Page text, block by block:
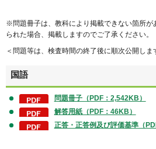
※問題冊子は、教科により掲載できない箇所が
られた場合、掲載しますのでご了承ください。
＜問題等は、検査時間の終了後に順次公開しま
国語
問題冊子（PDF：2,542KB）
解答用紙（PDF：46KB）
正答・正答例及び評価基準（